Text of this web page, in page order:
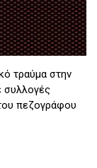
τραύμα στην
συλλογές
πεζογράφου